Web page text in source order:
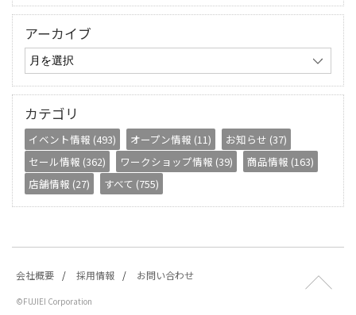
アーカイブ
カテゴリ
イベント情報 (493) オープン情報 (11)
お知らせ (37)
セール情報 (362)
ワークショップ情報 (39)
商品情報 (163)
店舗情報 (27)
すべて (755)
会社概要 採用情報 お問い合わせ
©FUJIEI Corporation